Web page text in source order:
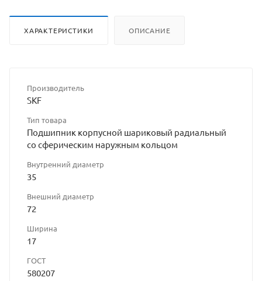
ХАРАКТЕРИСТИКИ ОПИСАНИЕ
Производитель
SKF
Тип товара
Подшипник корпусной шариковый радиальный
со сферическим наружным кольцом
Внутренний диаметр
35
Внешний диаметр
72
Ширина
17
ГОСТ
580207